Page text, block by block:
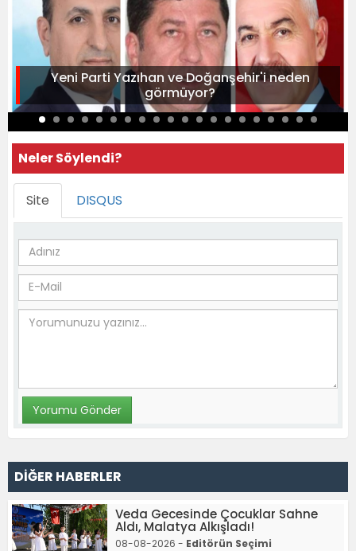
Yeni Parti Yazıhan ve Doğanşehir'i neden
görmüyor?
Neler Söylendi?
Site DISQUS
DİĞER HABERLER
Veda Gecesinde Çocuklar Sahne
Aldı, Malatya Alkışladı!
08-08-2026 - Editörün Seçimi